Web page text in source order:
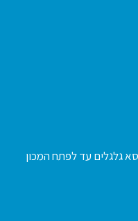
גלגלים עד לפתח המכון